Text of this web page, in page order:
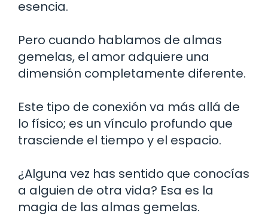
esencia.
Pero cuando hablamos de almas
gemelas, el amor adquiere una
dimensión completamente diferente.
Este tipo de conexión va más allá de
lo físico; es un vínculo profundo que
trasciende el tiempo y el espacio.
¿Alguna vez has sentido que conocías
a alguien de otra vida? Esa es la
magia de las almas gemelas.